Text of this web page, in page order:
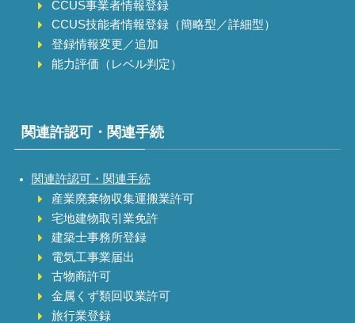
CCUS事業者情報登録
CCUS技能者情報登録（簡略型／詳細型）
登録情報変更／追加
能力評価（レベル判定）
関連許認可・関連手続
関連許認可・関連手続
産業廃棄物収集運搬業許可
宅地建物取引業免許
建築士事務所登録
電気工事業届出
古物商許可
金属くず類回収業許可
旅行業登録